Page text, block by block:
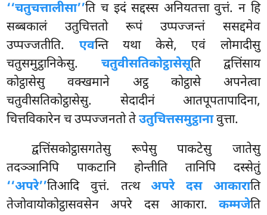
‘‘चतुचत्तालीसा’’ति च इदं सद्दस्स अनियतत्ता वुत्तं. न हि
सब्बकालं उतुचित्ततो रूपं उप्पज्जन्तं ससद्दमेव
उप्पज्जतीति. एवन्ति यथा केसे, एवं लोमादीसु
चतुसमुट्ठानिकेसु. चतुवीसतिकोट्ठासेसूति द्वत्तिंसाय
कोट्ठासेसु वक्खमाने अट्ठ कोट्ठासे अपनेत्वा
चतुवीसतिकोट्ठासेसु. सेदादीनं आतपूपतापादिना,
चित्तविकारेन च उप्पज्जनतो तेउतुचित्तसमुट्ठानावुत्ता.
द्वत्तिंसकोट्ठासगतेसु रूपेसु पाकटेसु जातेसु
तदञ्ञानिपि पाकटानि होन्तीति तानिपि दस्सेतुं
‘‘अपरे’’तिआदि वुत्तं. तत्थअपरे दस आकाराति
तेजोवायोकोट्ठासवसेन अपरे दस आकारा. कम्मजेति